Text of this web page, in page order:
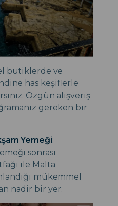
butiklerde ve
has keşiflerle
Özgün alışveriş
gereken bir
Yemeği:
sonrası
ile Malta
mükemmel
nadir bir yer.